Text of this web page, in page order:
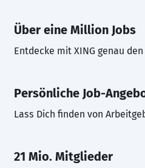
Über eine Million Jobs
Entdecke mit XING genau
Persönliche Job-
Lass Dich finden von
21 Mio. Mitglieder